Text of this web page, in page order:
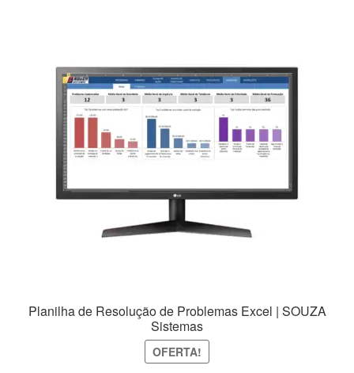
Planilha de Resolução de Problemas Excel | SOUZA
Sistemas
OFERTA!